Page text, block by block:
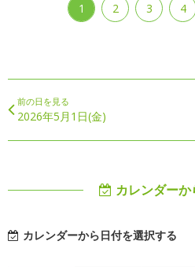
1 2 3 4
前の日を見る
2026年5月1日(金)
カレンダー
カレンダーから日付を選択する